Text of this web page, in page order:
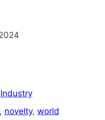
Industry
, novelty, world